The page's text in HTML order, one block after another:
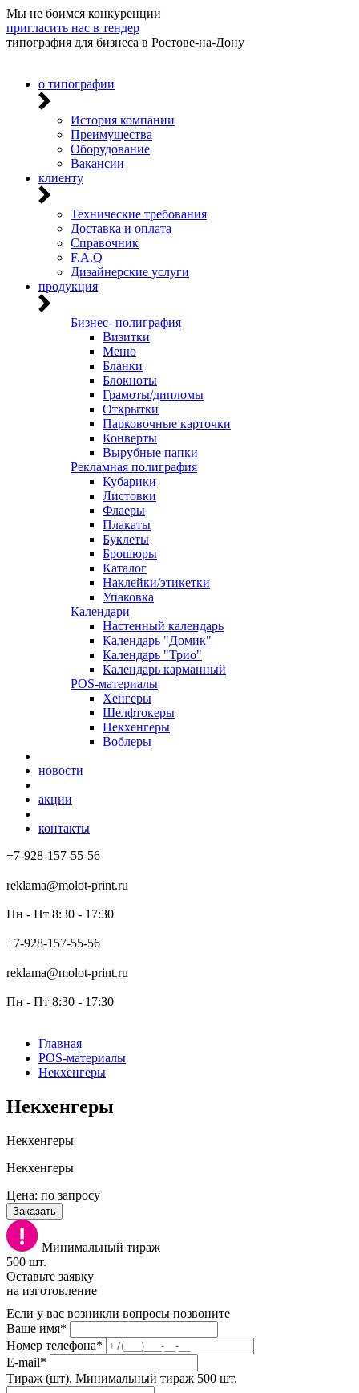
Мы не боимся конкуренции
пригласить нас в тендер
типография для бизнеса в Ростове-на-Дону
о типографии
История компании
Преимущества
Оборудование
Вакансии
клиенту
Технические требования
Доставка и оплата
Справочник
F.A.Q
Дизайнерские услуги
продукция
Бизнес- полиграфия
Визитки
Меню
Бланки
Блокноты
Грамоты/дипломы
Открытки
Парковочные карточки
Конверты
Вырубные папки
Рекламная полиграфия
Кубарики
Листовки
Флаеры
Плакаты
Буклеты
Брошюры
Каталог
Наклейки/этикетки
Упаковка
Календари
Настенный календарь
Календарь "Домик"
Календарь "Трио"
Календарь карманный
POS-материалы
Хенгеры
Шелфтокеры
Некхенгеры
Воблеры
новости
акции
контакты
+7-928-157-55-56
reklama@molot-print.ru
Пн - Пт 8:30 - 17:30
+7-928-157-55-56
reklama@molot-print.ru
Пн - Пт 8:30 - 17:30
Главная
POS-материалы
Некхенгеры
Некхенгеры
Некхенгеры
Некхенгеры
Цена: по запросу
Заказать
Минимальный тираж
500 шт.
Оставьте заявку
на изготовление
Если у вас возникли вопросы позвоните
Ваше имя*
Номер телефона*
E-mail*
Тираж (шт). Минимальный тираж 500 шт.